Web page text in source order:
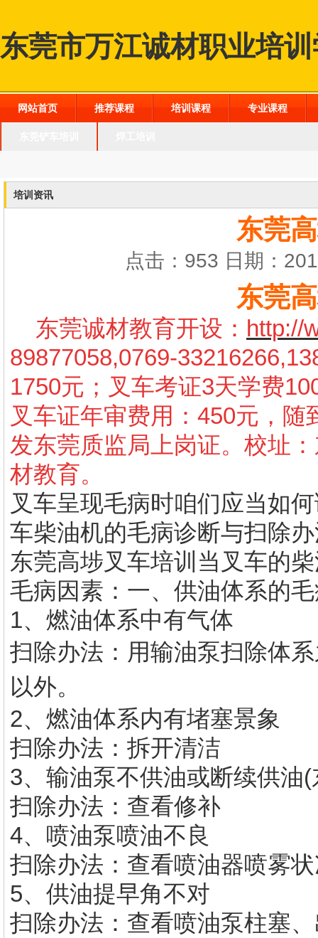
东莞市万江诚材职业培
网站首页 推荐课程 培训课程 专业课程
培训资讯
东莞
点击：953 日期：
东莞
东莞诚材教育开设： http://
89877058,0769-
1750元；叉车考证3天学费
叉车证年审费用：450元，
发东莞质监局上岗证。校址
材教育。
叉车呈现毛病时咱们应当如
车柴油机的毛病诊断与扫除
东莞高埗叉车培训 当叉车的
毛病因素：一、供油体系的
1、燃油体系中有气体
扫除办法：用输油泵扫除体
以外。
2、燃油体系内有堵塞景象
扫除办法：拆开清洁
3、输油泵不供油或断续供油(
扫除办法：查看修补
4、喷油泵喷油不良
扫除办法：查看喷油器喷雾
5、供油提早角不对
扫除办法：查看喷油泵柱塞